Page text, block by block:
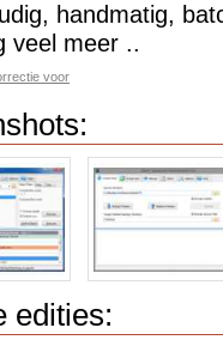
handmatig,
veel meer ..
voor
edities: